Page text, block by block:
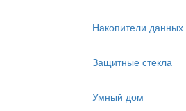
Накопители данных
Защитные стекла
Умный дом